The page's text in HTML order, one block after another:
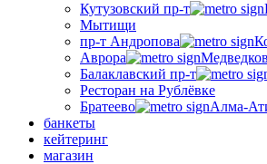
Кутузовский пр-т
Мытищи
пр-т Андропова
Аврора
Балаклавский пр-т
Ресторан на Рублёвке
Братеево
Алма-
банкеты
кейтеринг
магазин